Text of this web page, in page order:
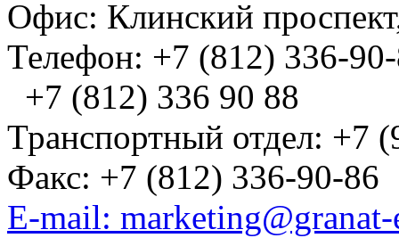
Офис: Клинский
Телефон: +7 (812) 336-
+7 (812) 336 90 88
Транспортный отдел: +7
Факс: +7 (812) 336-90-86
E-mail: